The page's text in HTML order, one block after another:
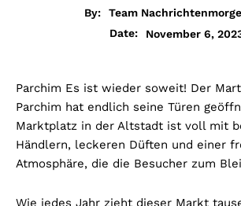
By:
Team
Date:
November 6,
Parchim Es ist wieder soweit! Der
Parchim hat endlich seine Türen
Marktplatz in der Altstadt ist voll mit
Händlern, leckeren Düften und einer
Atmosphäre, die die Besucher zum
Wie jedes Jahr zieht dieser Markt